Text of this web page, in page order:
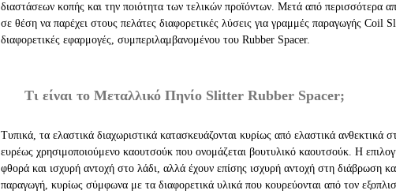
διαστάσεων κοπής και την ποιότητα των τελικών προϊόντων. Μετά από περισσότερα
σε θέση να παρέχει στους πελάτες διαφορετικές λύσεις για γραμμές παραγωγής Coil
διαφορετικές εφαρμογές, συμπεριλαμβανομένου του Rubber Spacer.
Τι είναι το Μεταλλικό Πηνίο Slitter Rubber Spacer;
Τυπικά, τα ελαστικά διαχωριστικά κατασκευάζονται κυρίως από ελαστικά
ευρέως χρησιμοποιούμενο καουτσούκ που ονομάζεται βουτυλικό καουτσούκ. Η
φθορά και ισχυρή αντοχή στο λάδι, αλλά έχουν επίσης ισχυρή αντοχή στη διάβρωση
παραγωγή, κυρίως σύμφωνα με τα διαφορετικά υλικά που κουρεύονται από τον